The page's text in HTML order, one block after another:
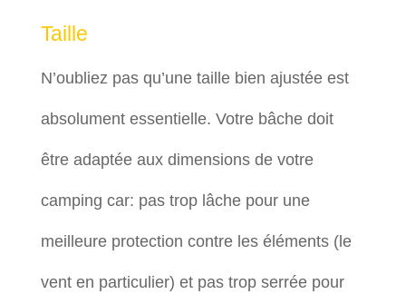
Taille
N’oubliez pas qu’une taille bien ajustée est
absolument essentielle. Votre bâche doit
être adaptée aux dimensions de votre
camping car: pas trop lâche pour une
meilleure protection contre les éléments (le
vent en particulier) et pas trop serrée pour